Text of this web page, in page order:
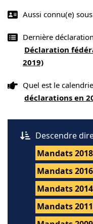
Aussi connu(e)
Dernière
Déclaration
2019)
Quel est le
déclarations en
Descendre
Mandats 2018
Mandats 2016
Mandats 2014
Mandats 2011